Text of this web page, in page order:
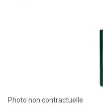
Photo non contractuelle